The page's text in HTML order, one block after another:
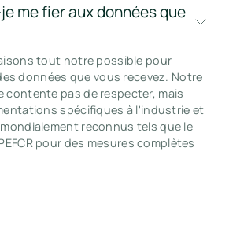
me fier aux données que
tout notre possible pour
données que vous recevez. Notre
contente pas de respecter, mais
spécifiques à l'industrie et
reconnus tels que le
pour des mesures complètes